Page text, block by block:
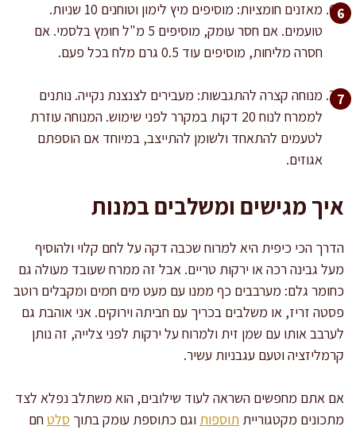
מאזנים חומציות: מוסיפים מיץ לימון וטוחנים 10 שניות.
טועמים. אם חסר עומק, מוסיפים 5 מ"ל חומץ בלסמי. אם
חסרה מליחות, מוסיפים עוד 0.5 גרם מלח בכל פעם.
מנוחה קצרה להתגבשות: מעבירים לצנצנת נקייה. נותנים
לממרח לנוח 20 דקות במקרר לפני שימוש. המנוחה עוזרת
לטעמים להתאחד ולשומן להתייצב, במיוחד אם הוספתם
אגוזים.
איך מגישים ומשלבים במנות
הדרך הכי כיפית היא למרוח שכבה דקה על לחם קלוי ולהוסיף
מעל גבינה רכה או ירקות טריים. אבל זה ממרח שעובד מעולה גם
כחומר גלם: מערבבים כף ממנו עם מעט מים חמים ומקבלים רוטב
פסטה זריז, או משלבים בכריך עם חביתה וירוקים. אני אוהבת גם
לערבב אותו עם שמן זית ולמרוח על ירקות לפני צלייה, זה נותן
קרמליזציה וטעם עגבניות עשיר.
אם אתם מחפשים השראה לעוד שילובים, הוא משתלב נפלא לצד
מתכונים מקטגוריית תוספות וגם כתוספת עומק בתוך סלט חם